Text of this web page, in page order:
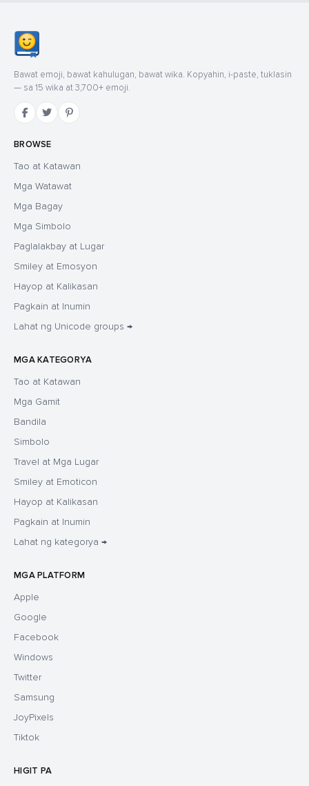
Bawat emoji, bawat kahulugan, bawat wika. Kopyahin, i-paste, tuklasin
— sa 15 wika at 3,700+ emoji.
BROWSE
Tao at Katawan
Mga Watawat
Mga Bagay
Mga Simbolo
Paglalakbay at Lugar
Smiley at Emosyon
Hayop at Kalikasan
Pagkain at Inumin
Lahat ng Unicode groups →
MGA KATEGORYA
Tao at Katawan
Mga Gamit
Bandila
Simbolo
Travel at Mga Lugar
Smiley at Emoticon
Hayop at Kalikasan
Pagkain at Inumin
Lahat ng kategorya →
MGA PLATFORM
Apple
Google
Facebook
Windows
Twitter
Samsung
JoyPixels
Tiktok
HIGIT PA